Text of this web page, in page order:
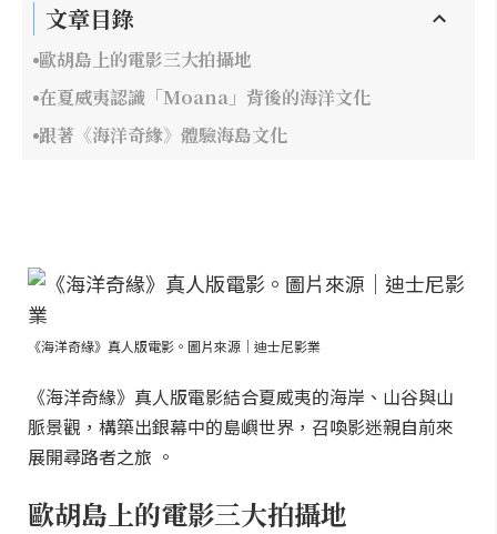
文章目錄
歐胡島上的電影三大拍攝地
在夏威夷認識「Moana」背後的海洋文化
跟著《海洋奇緣》體驗海島文化
《海洋奇緣》真人版電影。圖片來源｜迪士尼影業
《海洋奇緣》真人版電影結合夏威夷的海岸、山谷與山
脈景觀，構築出銀幕中的島嶼世界，召喚影迷親自前來
展開尋路者之旅 。
歐胡島上的電影三大拍攝地